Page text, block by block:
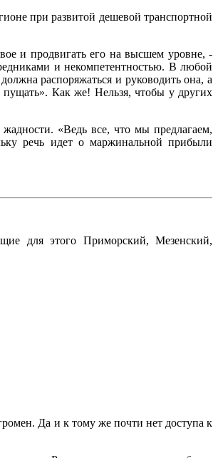
при развитой дешевой транспортной
и продвигать его на высшем уровне, -
и некомпетентностью. В любой
распоряжаться и руководить она, а
пущать». Как же! Нельзя, чтобы у других
«Ведь все, что мы предлагаем,
речь идет о маржинальной прибыли
для этого Приморский, Мезенский,
Да и к тому же почти нет доступа к